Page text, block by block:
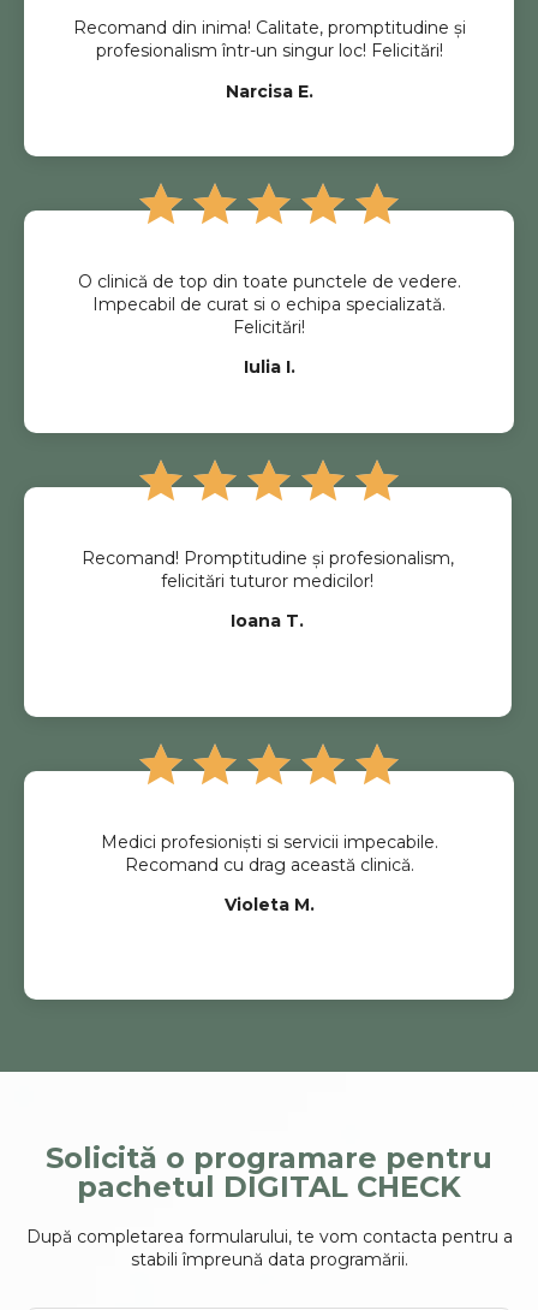
Recomand din inima! Calitate, promptitudine și
profesionalism într-un singur loc! Felicitări!
Narcisa E.
O clinică de top din toate punctele de vedere.
Impecabil de curat si o echipa specializată.
Felicitări!
Iulia I.
Recomand! Promptitudine și profesionalism,
felicitări tuturor medicilor!
Ioana T.
Medici profesioniști si servicii impecabile.
Recomand cu drag această clinică.
Violeta M.
Solicită o programare pentru
pachetul DIGITAL CHECK
După completarea formularului, te vom contacta pentru a
stabili împreună data programării.